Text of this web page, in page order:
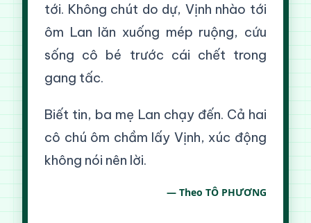
tới. Không chút do dự, Vịnh nhào tới
ôm Lan lăn xuống mép ruộng, cứu
sống cô bé trước cái chết trong
gang tấc.
Biết tin, ba mẹ Lan chạy đến. Cả hai
cô chú ôm chầm lấy Vịnh, xúc động
không nói nên lời.
— Theo TÔ PHƯƠNG